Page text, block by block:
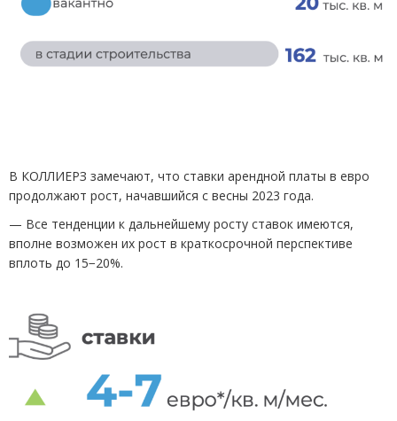
В КОЛЛИЕРЗ замечают, что ставки арендной платы в евро
продолжают рост, начавшийся с весны 2023 года.
— Все тенденции к дальнейшему росту ставок имеются,
вполне возможен их рост в краткосрочной перспективе
вплоть до 15−20%.